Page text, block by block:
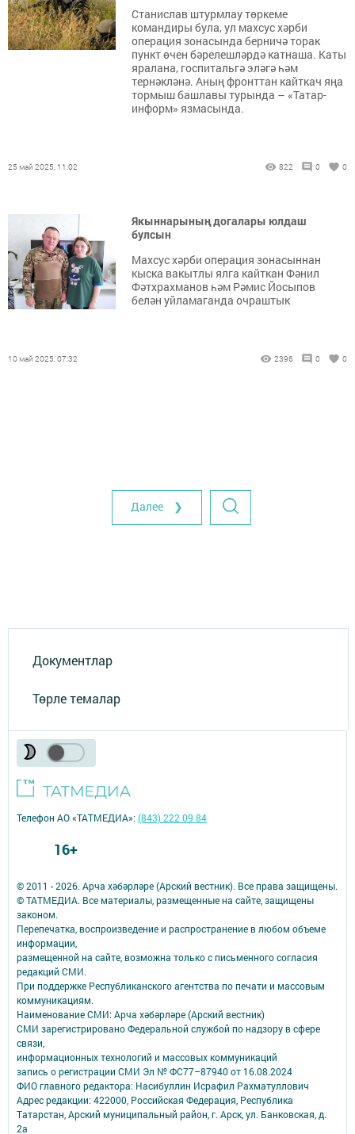
Станислав штурмлау төркеме
командиры була, ул махсус хәрби
операция зонасында берничә торак
пункт өчен бәрелешләрдә катнаша. Каты
яралана, госпитальгә эләгә һәм
тернәкләнә. Аның фронттан кайткач яңа
тормыш башлавы турында – «Татар-
информ» язмасында.
25 май 2025, 11:02 822 0 0
Якыннарының догалары юлдаш
булсын
Махсус хәрби операция зонасыннан
кыска вакытлы ялга кайткан Фәнил
Фәтхрахманов һәм Рәмис Йосыпов
белән уйламаганда очраштык
10 май 2025, 07:32 2396 0 0
Далее ❯
Документлар
Төрле темалар
© 2011 - 2026. Арча хәбәрләре (Арский вестник). Все права защищены.
© ТАТМЕДИА. Все материалы, размещенные на сайте, защищены
законом.
Перепечатка, воспроизведение и распространение в любом объеме
информации,
размещенной на сайте, возможна только с письменного согласия
редакций СМИ.
При поддержке Республиканского агентства по печати и массовым
коммуникациям.
Наименование СМИ: Арча хәбәрләре (Арский вестник)
СМИ зарегистрировано Федеральной службой по надзору в сфере
связи,
информационных технологий и массовых коммуникаций
запись о регистрации СМИ Эл № ФС77–87940 от 16.08.2024
ФИО главного редактора: Насибуллин Исрафил Рахматуллович
Адрес редакции: 422000, Российская Федерация, Республика
Татарстан, Арский муниципальный район, г. Арск, ул. Банковская, д.
2а
Телефон АО «ТАТМЕДИА»:(843) 222 09 84
16+